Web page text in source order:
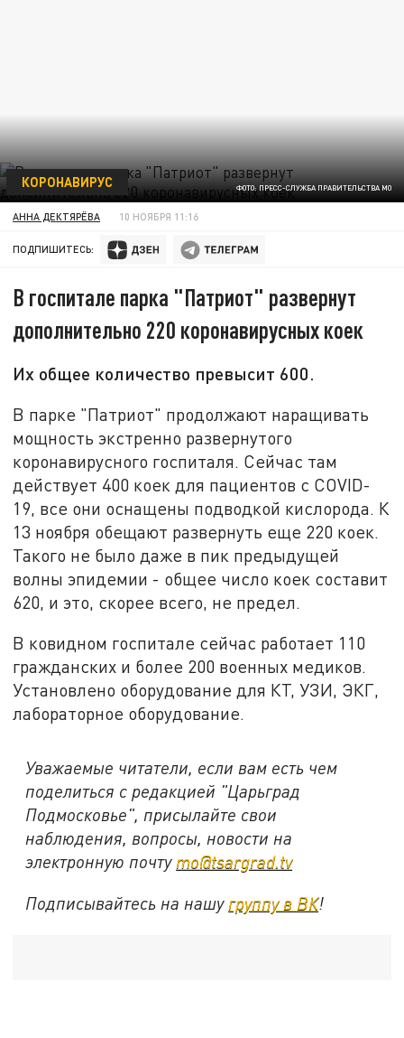
ФОТО: ПРЕСС-СЛУЖБА ПРАВИТЕЛЬСТВА МО
КОРОНАВИРУС
АННА ДЕКТЯРЁВА 10 НОЯБРЯ 11:16
ПОДПИШИТЕСЬ:
В госпитале парка "Патриот" развернут
дополнительно 220 коронавирусных коек
Их общее количество превысит 600.
В парке "Патриот" продолжают наращивать
мощность экстренно развернутого
коронавирусного госпиталя. Сейчас там
действует 400 коек для пациентов с COVID-
19, все они оснащены подводкой кислорода. К
13 ноября обещают развернуть еще 220 коек.
Такого не было даже в пик предыдущей
волны эпидемии - общее число коек составит
620, и это, скорее всего, не предел.
В ковидном госпитале сейчас работает 110
гражданских и более 200 военных медиков.
Установлено оборудование для КТ, УЗИ, ЭКГ,
лабораторное оборудование.
Уважаемые читатели, если вам есть чем
поделиться с редакцией "Царьград
Подмосковье", присылайте свои
наблюдения, вопросы, новости на
электронную почту mo@tsargrad.tv
Подписывайтесь на нашу группу в ВК!